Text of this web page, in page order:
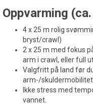
Oppvarming
4 x 25 m rolig
bryst/crawl)
2 x 25 m med fokus
arm i crawl, eller full
Valgfritt på land før
arm-/skuldermobilitet
Ikke stress med
vannet.